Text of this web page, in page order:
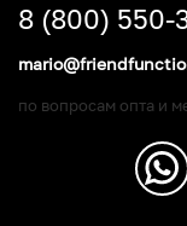
8 (800) 550-
по вопросам опта и